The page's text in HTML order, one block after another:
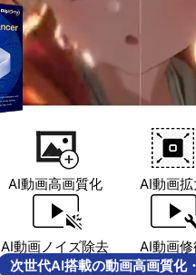
AI動画高画質化 AI動画
AI動画ノイズ除去
AI動画修
次世代AI搭載の動画高画質化